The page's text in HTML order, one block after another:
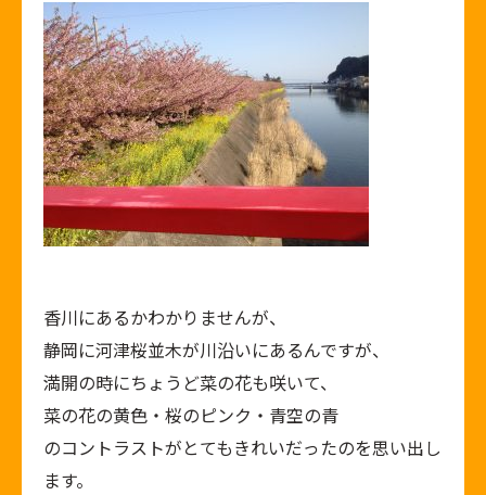
香川にあるかわかりませんが、
静岡に河津桜並木が川沿いにあるんですが、
満開の時にちょうど菜の花も咲いて、
菜の花の黄色・桜のピンク・青空の青
のコントラストがとてもきれいだったのを思い出し
ます。